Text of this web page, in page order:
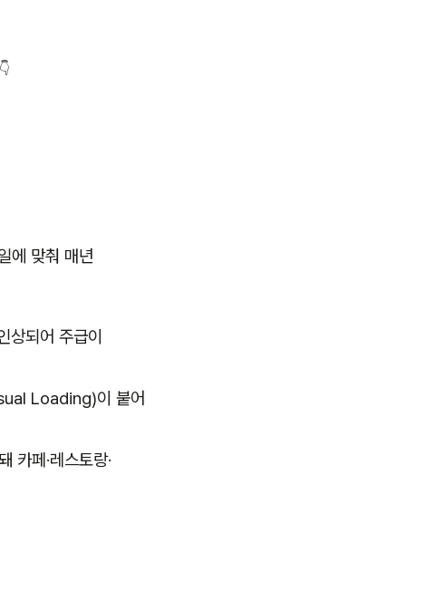
에 맞춰 매년
되어 주급이
Loading)이 붙어
카페·레스토랑·